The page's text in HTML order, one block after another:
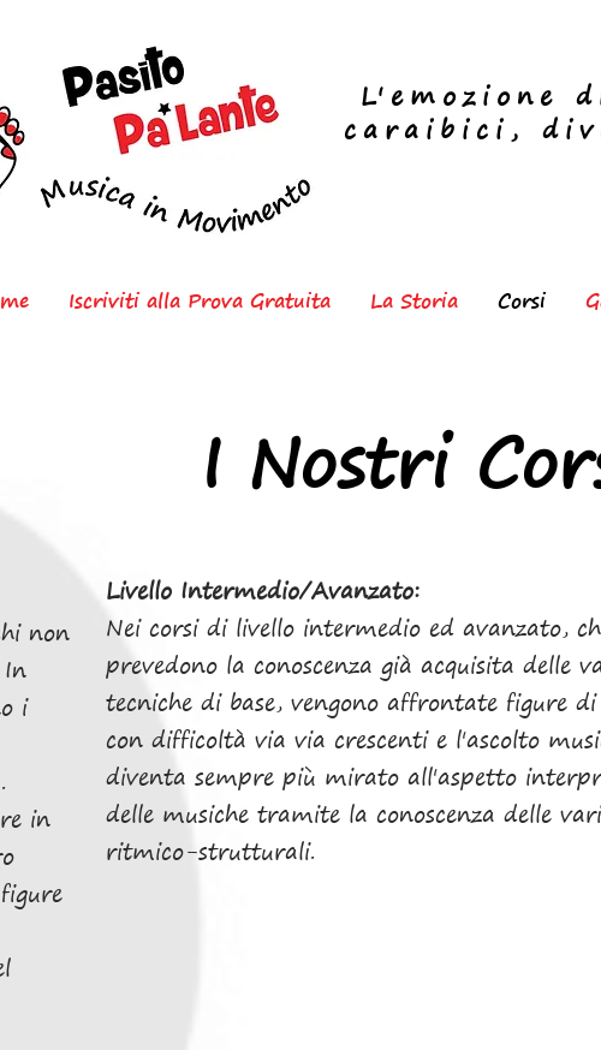
L'emozione
caraibici,
Iscriviti alla Prova Gratuita La Storia Corsi
I Nostri
non
i
in
Livello Intermedio/Avanzato:
Nei corsi di livello intermedio ed avanzato,
prevedono la conoscenza già acquisita delle
tecniche di base, vengono affrontate figure
con difficoltà via via crescenti e l'ascolto
diventa sempre più mirato all'aspetto
delle musiche tramite la conoscenza delle
ritmico-strutturali.